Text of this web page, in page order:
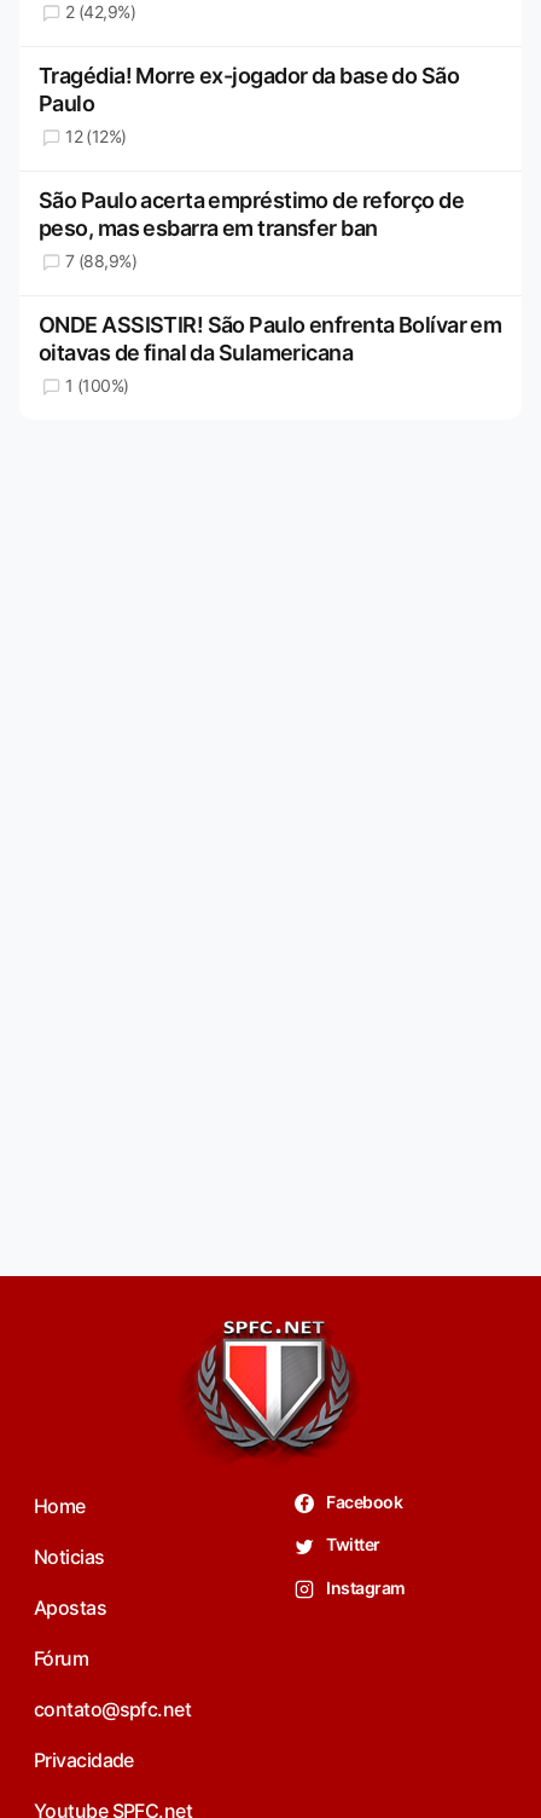
2 (42,9%)
Tragédia! Morre ex-jogador da base do São
Paulo
12 (12%)
São Paulo acerta empréstimo de reforço de
peso, mas esbarra em transfer ban
7 (88,9%)
ONDE ASSISTIR! São Paulo enfrenta Bolívar em
oitavas de final da Sulamericana
1 (100%)
Home
Noticias
Apostas
Fórum
contato@spfc.net
Privacidade
Youtube SPFC.net
Facebook
Twitter
Instagram